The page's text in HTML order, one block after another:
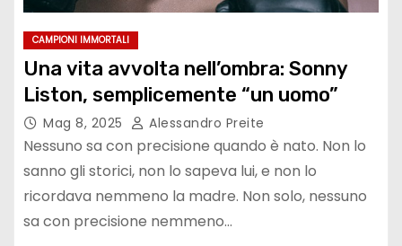
CAMPIONI IMMORTALI
Una vita avvolta nell’ombra: Sonny
Liston, semplicemente “un uomo”
Mag 8, 2025 Alessandro Preite
Nessuno sa con precisione quando è nato. Non lo
sanno gli storici, non lo sapeva lui, e non lo
ricordava nemmeno la madre. Non solo, nessuno
sa con precisione nemmeno…